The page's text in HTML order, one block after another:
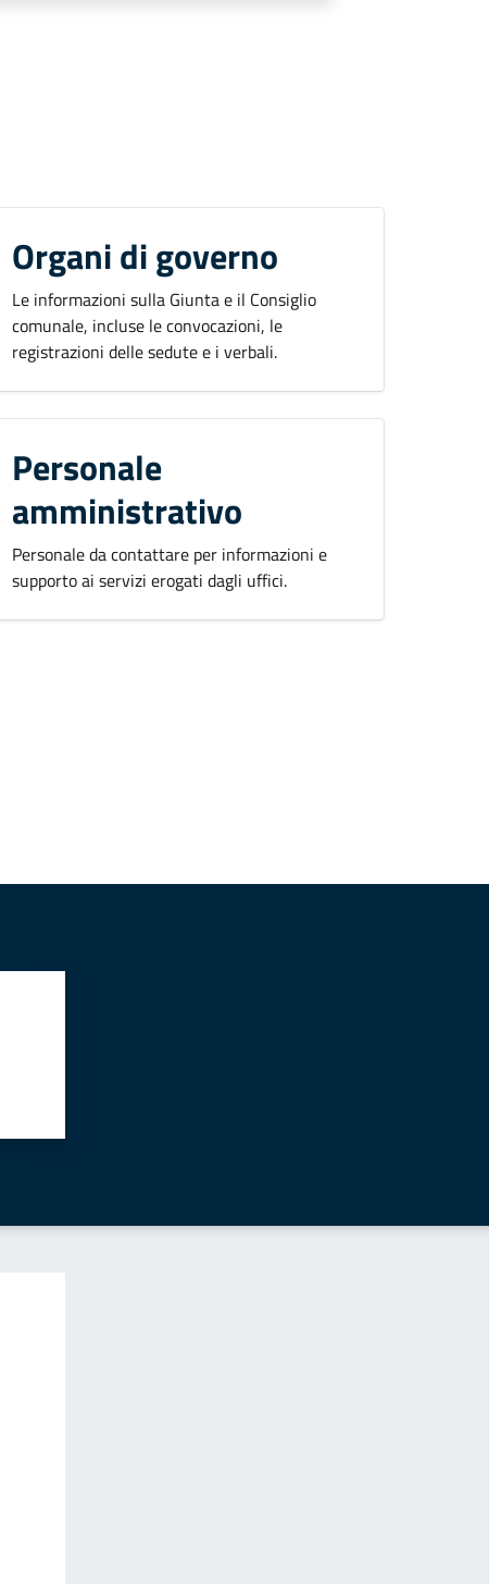
Organi di governo
Le informazioni sulla Giunta e il Consiglio
comunale, incluse le convocazioni, le
registrazioni delle sedute e i verbali.
Personale
amministrativo
Personale da contattare per informazioni e
supporto ai servizi erogati dagli uffici.